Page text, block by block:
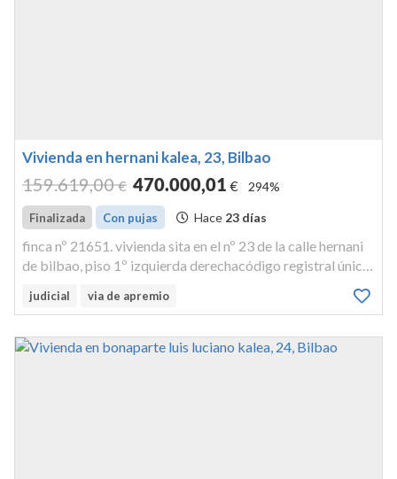
Vivienda en hernani kalea, 23, Bilbao
159.619,00 € 470.000,01 € 294%
Finalizada Con pujas Hace 23 días
finca nº 21651. vivienda sita en el nº 23 de la calle hernani
de bilbao, piso 1º izquierda derechacódigo registral único,
propiedad nº 8 de bilbao, inscripción 11ª,libro 1310, folio
judicial via de apremio